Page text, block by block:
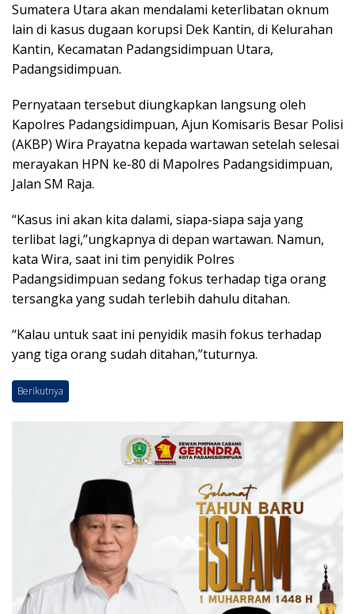
Sumatera Utara akan mendalami keterlibatan oknum
lain di kasus dugaan korupsi Dek Kantin, di Kelurahan
Kantin, Kecamatan Padangsidimpuan Utara,
Padangsidimpuan.
Pernyataan tersebut diungkapkan langsung oleh
Kapolres Padangsidimpuan, Ajun Komisaris Besar Polisi
(AKBP) Wira Prayatna kepada wartawan setelah selesai
merayakan HPN ke-80 di Mapolres Padangsidimpuan,
Jalan SM Raja.
“Kasus ini akan kita dalami, siapa-siapa saja yang
terlibat lagi,”ungkapnya di depan wartawan. Namun,
kata Wira, saat ini tim penyidik Polres
Padangsidimpuan sedang fokus terhadap tiga orang
tersangka yang sudah terlebih dahulu ditahan.
“Kalau untuk saat ini penyidik masih fokus terhadap
yang tiga orang sudah ditahan,”tuturnya.
Berikutnya